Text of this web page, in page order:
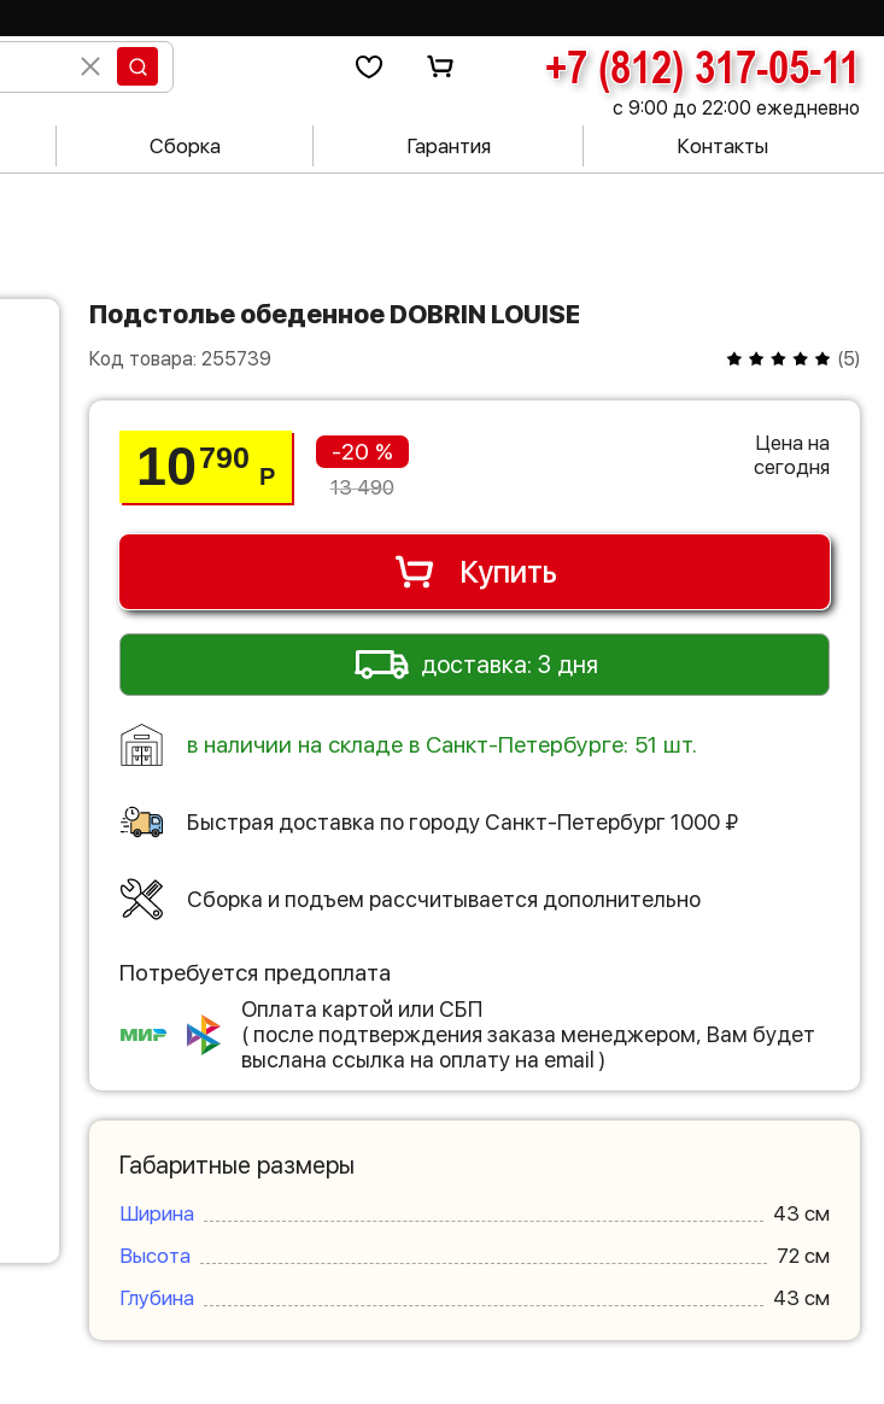
+7 (812) 317-05-11
с 9:00 до 22:00 ежедневно
Сборка Гарантия Контакты
Подстолье обеденное DOBRIN LOUISE
Код товара: 255739 (5)
10790
Р
-20 %
13 490
Цена на
сегодня
Купить
доставка: 3 дня
в наличии на складе в Санкт-Петербурге: 51 шт.
Быстрая доставка по городу Санкт-Петербург 1000 ₽
Сборка и подъем рассчитывается дополнительно
Потребуется предоплата
Оплата картой или СБП
( после подтверждения заказа менеджером, Вам будет
выслана ссылка на оплату на email )
Габаритные размеры
Ширина
43 см
Высота
72 см
Глубина
43 см